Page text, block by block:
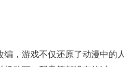
，游戏不仅还原了动漫中的